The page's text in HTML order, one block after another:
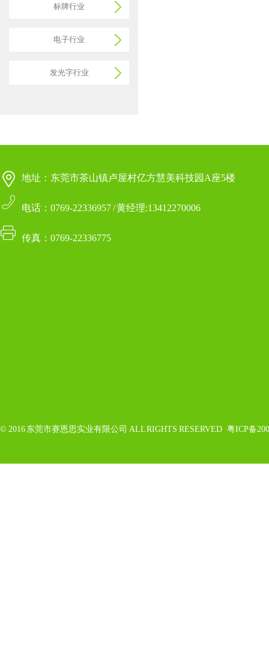
标牌行业
电子行业
发光字行业
地址：东莞市茶山镇卢屋村亿方慧美科技园A座5楼
电话：0769-22336957 / 黄经理:13412270006
传真：0769-22336775
© 2016 东莞市赛恩思实业有限公司 ALL RIGHTS RESERVED 粤ICP备